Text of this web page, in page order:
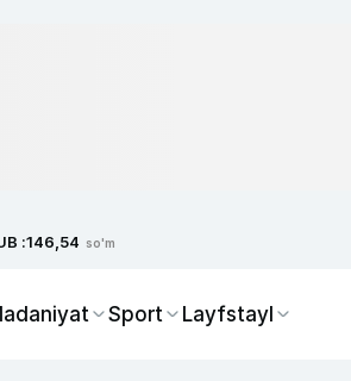
:146,54 so'm
Sport Layfstayl